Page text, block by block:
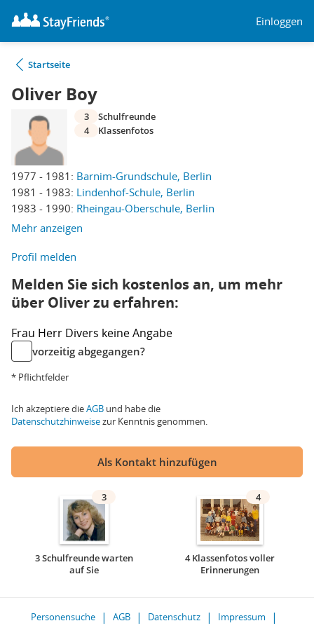
Einloggen
Startseite
Oliver Boy
1977 - 1981: Barnim-Grundschule, Berlin
1981 - 1983: Lindenhof-Schule, Berlin
1983 - 1990: Rheingau-Oberschule, Berlin
Mehr anzeigen
3
Schulfreunde
4
Klassenfotos
Profil melden
Melden Sie sich kostenlos an, um mehr
über Oliver zu erfahren:
Frau Herr Divers keine Angabe
vorzeitig abgegangen?
* Pflichtfelder
Ich akzeptiere dieAGB und habe die
Datenschutzhinweisezur Kenntnis genommen.
Als Kontakt hinzufügen
3
3 Schulfreunde warten
auf Sie
4
4 Klassenfotos voller
Erinnerungen
Personensuche AGB Datenschutz
Impressum